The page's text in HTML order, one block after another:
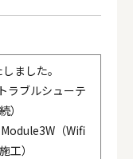
ました。
ラブルシューテ
）
（Wifi
工）